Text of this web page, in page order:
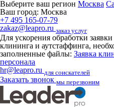
Выберите ваш регион Москва
Ваш город: Москва
+7 495 165-07-79
zakaz@leapro.ru заказ услуг
Для ускорения обработки
клининга и аутстаффинга,
заполненные файлы: Заявка
персонала
hr@leapro.ru для соискателей
Заказать звонок мы перезвоним